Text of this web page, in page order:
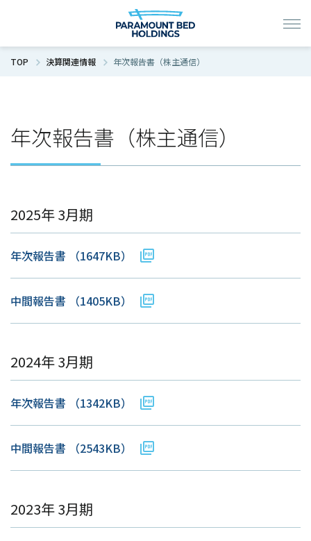
TOP 決算関連情報 年次報告書（株主通信）
年次報告書（株主通信）
2025年 3月期
年次報告書 （1647KB）
中間報告書 （1405KB）
2024年 3月期
年次報告書 （1342KB）
中間報告書 （2543KB）
2023年 3月期